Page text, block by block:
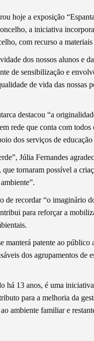
hoje a exposição
a iniciativa
com recurso a
dos nossos alunos e
de sensibilização e
de vida das nossas
destacou “a
rede que conta com
dos serviços de
Júlia Fernandes
que tornaram possível a
de recordar “o imaginário
para reforçar a
manterá patente ao
dos agrupamentos
há 13 anos, é uma
para a melhoria da
ambiente familiar e